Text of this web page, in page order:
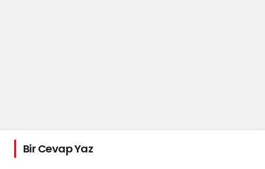
Bir Cevap Yaz